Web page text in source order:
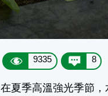
9335 8
在夏季高溫強光季節